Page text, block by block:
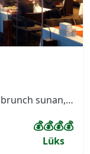
Spesiyal deniz ürünleri ve açık büfe brunch sunan, terası ve Boğaz manzarası olan sessiz, ferah mekan. Asırlık çınar ağaçlarının altında boğazın manzarasını panaromik çevreleyen, bir yanı Kuleli Askeri Lisesi diğer yanı Boğaz Köprüsünü gören çok özel konuma sahip restaurantımız kendini özel hissetmek isteyenler için ayrıcalıklı bir mekan.
💰💰💰💰
Lüks